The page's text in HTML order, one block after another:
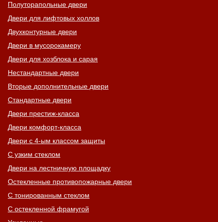
Полуторапольные двери
Двери для лифтовых холлов
Двухконтурные двери
Двери в мусорокамеру
Двери для хозблока и сарая
Нестандартные двери
Вторые дополнительные двери
Стандартные двери
Двери престиж-класса
Двери комфорт-класса
Двери с 4-ым классом защиты
С узким стеклом
Двери на лестничную площадку
Остекленные противопожарные двери
С тонированным стеклом
С остекленной фрамугой